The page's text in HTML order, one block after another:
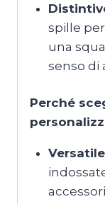
spille
una
senso di
Perché